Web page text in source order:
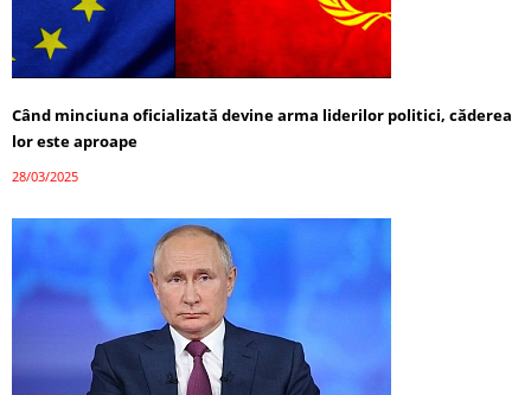
Când minciuna oficializată devine arma liderilor politici, căderea
lor este aproape
28/03/2025